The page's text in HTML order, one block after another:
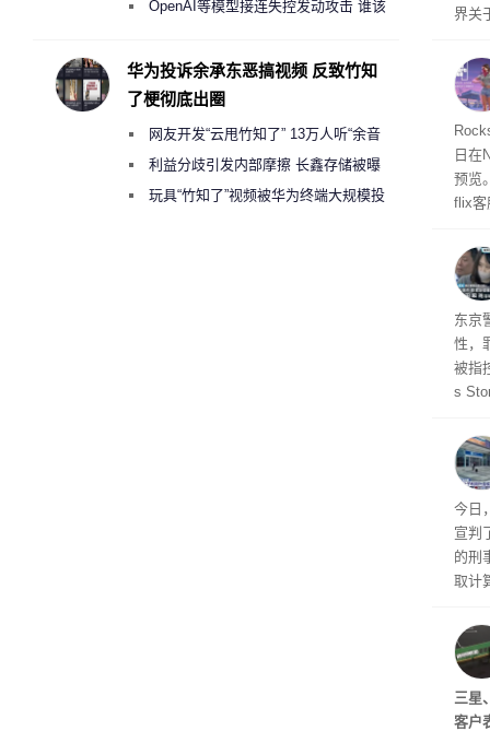
界关
日在
预览
flix客
27
东京
性，
被指
s
品
美元)
多
今日
宣判
的刑
取计
元罚
三星
客户
2000美元一晚 遭讽“反乌托邦”
OpenAI等模型接连失控发动攻击 谁该
华为投诉余承东恶搞视频 反致竹知
了梗彻底出圈
网友开发“云甩竹知了” 13万人听“余音
绕梁”利益分歧引发内部摩擦 长鑫存储被曝
曾将华为驻场工程师驱逐出研发基地
玩具“竹知了”视频被华为终端大规模投